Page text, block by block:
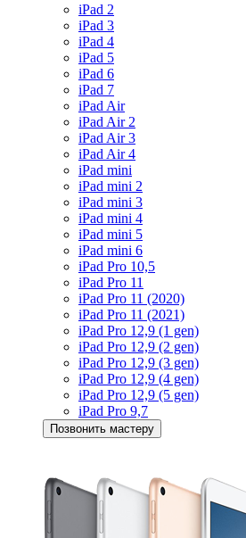
iPad 2
iPad 3
iPad 4
iPad 5
iPad 6
iPad 7
iPad Air
iPad Air 2
iPad Air 3
iPad Air 4
iPad mini
iPad mini 2
iPad mini 3
iPad mini 4
iPad mini 5
iPad mini 6
iPad Pro 10,5
iPad Pro 11
iPad Pro 11 (2020)
iPad Pro 11 (2021)
iPad Pro 12,9 (1 gen)
iPad Pro 12,9 (2 gen)
iPad Pro 12,9 (3 gen)
iPad Pro 12,9 (4 gen)
iPad Pro 12,9 (5 gen)
iPad Pro 9,7
Позвонить мастеру